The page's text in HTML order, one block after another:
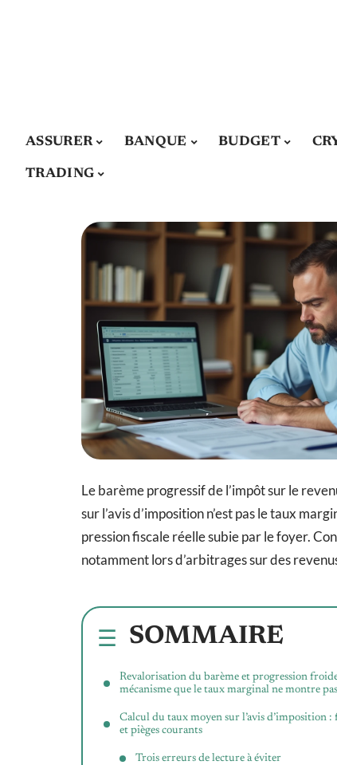
ASSURER BANQUE BUDGET
TRADING
Le barème progressif de l’impôt sur le
sur l’avis d’imposition n’est pas le taux
pression fiscale réelle subie par le foyer.
notamment lors d’arbitrages sur des
SOMMAIRE
Revalorisation du barème et progression
mécanisme que le taux marginal ne montre pas
Calcul du taux moyen sur l’avis d’imposition
et pièges courants
Trois erreurs de lecture à éviter